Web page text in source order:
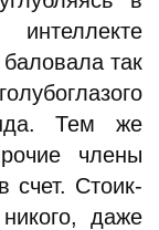
так
Тем же
члены
счет. Стоик-
даже